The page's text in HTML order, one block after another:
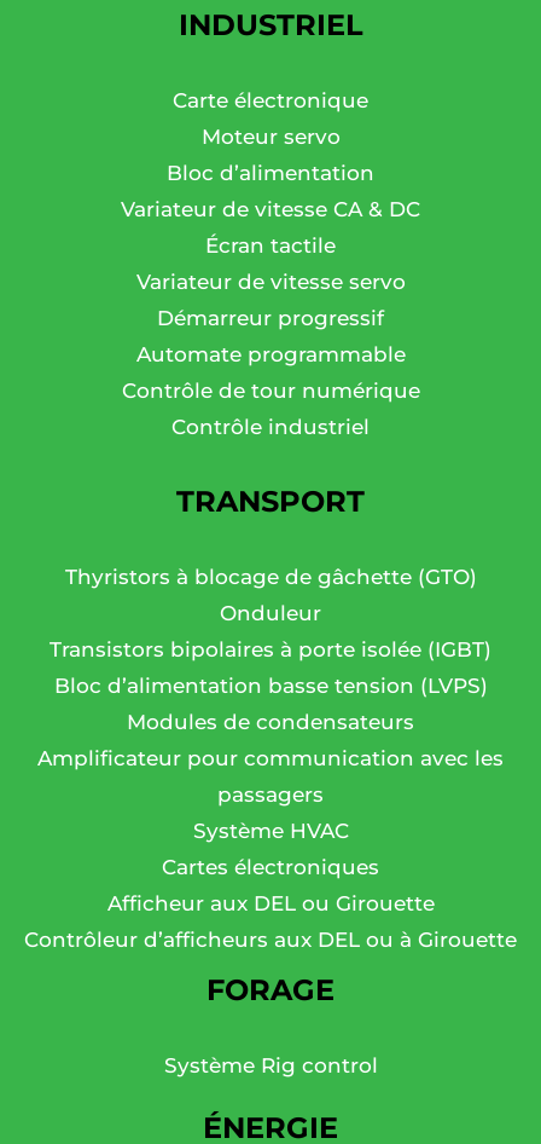
INDUSTRIEL
Carte électronique
Moteur servo
Bloc d’alimentation
Variateur de vitesse CA & DC
Écran tactile
Variateur de vitesse servo
Démarreur progressif
Automate programmable
Contrôle de tour numérique
Contrôle industriel
TRANSPORT
Thyristors à blocage de gâchette (GTO)
Onduleur
Transistors bipolaires à porte isolée (IGBT)
Bloc d’alimentation basse tension (LVPS)
Modules de condensateurs
Amplificateur pour communication avec les
passagers
Système HVAC
Cartes électroniques
Afficheur aux DEL ou Girouette
Contrôleur d’afficheurs aux DEL ou à Girouette
FORAGE
Système Rig control
ÉNERGIE